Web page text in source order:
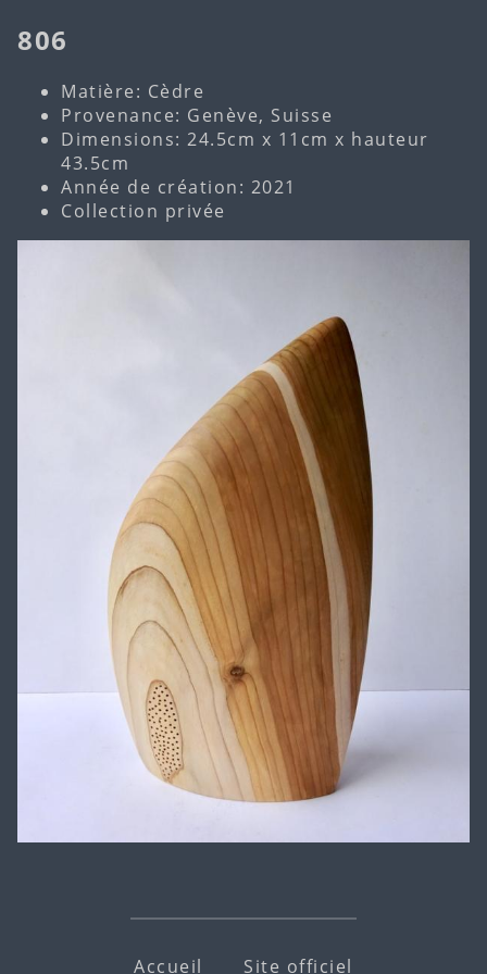
806
Matière: Cèdre
Provenance: Genève, Suisse
Dimensions: 24.5cm x 11cm x hauteur
43.5cm
Année de création: 2021
Collection privée
Accueil Site officiel